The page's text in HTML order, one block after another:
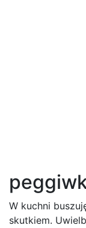
W kuchni
skutkiem.